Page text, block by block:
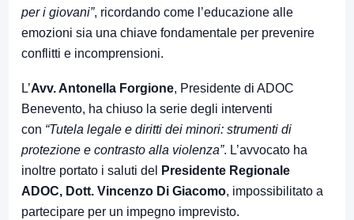
per i giovani”, ricordando come l’educazione alle
emozioni sia una chiave fondamentale per prevenire
conflitti e incomprensioni.
L’Avv. Antonella Forgione, Presidente di ADOC
Benevento, ha chiuso la serie degli interventi
con “Tutela legale e diritti dei minori: strumenti di
protezione e contrasto alla violenza”. L’avvocato ha
inoltre portato i saluti del
Presidente Regionale
ADOC, Dott. Vincenzo Di Giacomo, impossibilitato a
partecipare per un impegno imprevisto.